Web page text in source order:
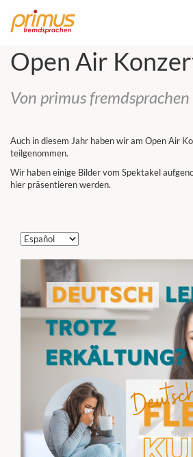
Open Air
Von primus fremdsprachen
Auch in diesem Jahr haben wir am Open Air
teilgenommen.
Wir haben einige Bilder vom Spektakel
hier präsentieren werden.
Elegir
idioma